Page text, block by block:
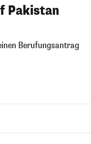
Pakistan
Berufungsantrag